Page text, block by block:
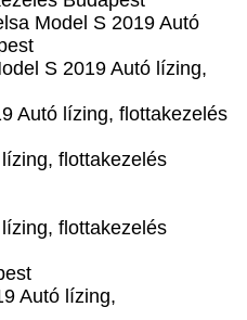
Model S 2019 Autó
S 2019 Autó lízing,
Autó lízing, flottakezelés
flottakezelés
flottakezelés
Autó lízing,